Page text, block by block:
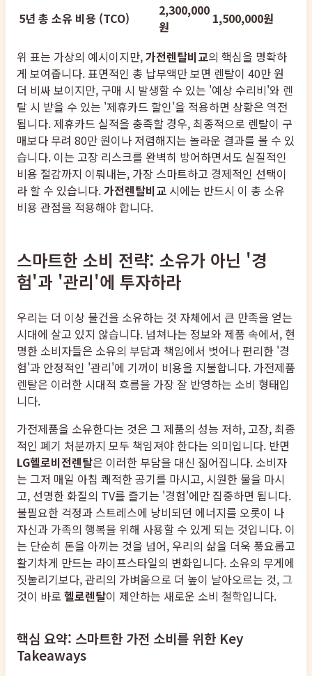
5년 총 소유 비용 (TCO)
2,300,000
원
1,500,000원
위 표는 가상의 예시이지만,가전렌탈비교의 핵심을 명확하
게 보여줍니다. 표면적인 총 납부액만 보면 렌탈이 40만 원
더 비싸 보이지만, 구매 시 발생할 수 있는 '예상 수리비'와 렌
탈 시 받을 수 있는 '제휴카드 할인'을 적용하면 상황은 역전
됩니다. 제휴카드 실적을 충족할 경우, 최종적으로 렌탈이 구
매보다 무려 80만 원이나 저렴해지는 놀라운 결과를 볼 수 있
습니다. 이는 고장 리스크를 완벽히 방어하면서도 실질적인
비용 절감까지 이뤄내는, 가장 스마트하고 경제적인 선택이
라 할 수 있습니다.가전렌탈비교 시에는 반드시 이 총 소유
비용 관점을 적용해야 합니다.
스마트한 소비 전략: 소유가 아닌 '경
험'과 '관리'에 투자하라
우리는 더 이상 물건을 소유하는 것 자체에서 큰 만족을 얻는
시대에 살고 있지 않습니다. 넘쳐나는 정보와 제품 속에서, 현
명한 소비자들은 소유의 부담과 책임에서 벗어나 편리한 '경
험'과 안정적인 '관리'에 기꺼이 비용을 지불합니다. 가전제품
렌탈은 이러한 시대적 흐름을 가장 잘 반영하는 소비 형태입
니다.
가전제품을 소유한다는 것은 그 제품의 성능 저하, 고장, 최종
적인 폐기 처분까지 모두 책임져야 한다는 의미입니다. 반면
LG헬로비전렌탈은 이러한 부담을 대신 짊어집니다. 소비자
는 그저 매일 아침 쾌적한 공기를 마시고, 시원한 물을 마시
고, 선명한 화질의 TV를 즐기는 '경험'에만 집중하면 됩니다.
불필요한 걱정과 스트레스에 낭비되던 에너지를 오롯이 나
자신과 가족의 행복을 위해 사용할 수 있게 되는 것입니다. 이
는 단순히 돈을 아끼는 것을 넘어, 우리의 삶을 더욱 풍요롭고
활기차게 만드는 라이프스타일의 변화입니다. 소유의 무게에
짓눌리기보다, 관리의 가벼움으로 더 높이 날아오르는 것, 그
것이 바로 헬로렌탈이 제안하는 새로운 소비 철학입니다.
핵심 요약: 스마트한 가전 소비를 위한 Key
Takeaways